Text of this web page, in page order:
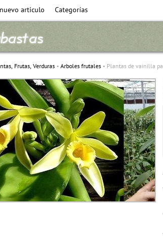
articulo Categorías
Frutas, Verduras Arboles frutales Plantas de vainilla